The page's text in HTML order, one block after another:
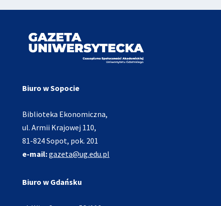
Biuro w Sopocie
Biblioteka Ekonomiczna,
ul. Armii Krajowej 110,
81-824 Sopot, pok. 201
e-mail:gazeta@ug.edu.pl
Biuro w Gdańsku